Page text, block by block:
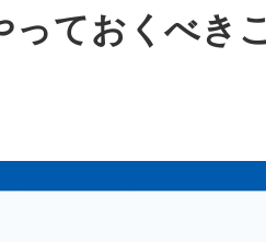
っておくべき